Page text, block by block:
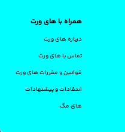
همراه با های ورت
درباره های ورت
تماس با های ورت
قوانین و مقررات های ورت
انتقادات و پیشنهادات
های مگ